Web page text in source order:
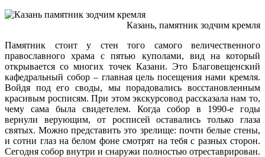
Казань, памятник зодчим кремля
Памятник стоит у стен того самого величественного
православного храма с пятью куполами, вид на который
открывается со многих точек Казани. Это Благовещенский
кафедральный собор – главная цель посещения нами кремля.
Войдя под его своды, мы порадовались восстановленным
красивым росписям. При этом экскурсовод рассказала нам то,
чему сама была свидетелем. Когда собор в 1990-е годы
вернули верующим, от росписей оставались только глаза
святых. Можно представить это зрелище: почти белые стены,
и сотни глаз на белом фоне смотрят на тебя с разных сторон.
Сегодня собор внутри и снаружи полностью отреставрирован.